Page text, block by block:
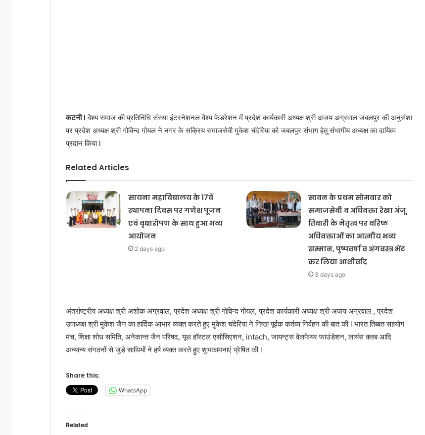
कटनी l वैश्य समाज की प्रतिनिधि संस्था इंटरनेशनल वैश्य फेडरेशन में प्रदेश कार्यकारी अध्यक्ष श्री अजय अग्रवाल जबलपुर की अनुसंशा
पर प्रदेश अध्यक्ष श्री गोविन्द गोयल ने नगर के सक्रिय समाजसेवी मुकेश चंदेरिया को जबलपुर संभाग हेतु संभागीय अध्यक्ष का दायित्व
प्रदान किया l
Related Articles
सायना महाविद्यालय के 17वें
स्थापना दिवस पर गणेश पूजन
एवं वृक्षारोपण के साथ हुआ भव्य
आयोजन
2 days ago
सावन के प्रथम सोमवार को
समाजसेवी व अधिवक्ता रेखा अंजू
तिवारी के नेतृत्व पर वरिष्ठ
अधिवक्ताओं का आत्मीय भव्य
सम्मान, पुष्पवर्षा व अंगवस्त्र भेंट
कर लिया आशीर्वाद
3 days ago
अंतर्राष्ट्रीय अध्यक्ष श्री अशोक अग्रवाल, प्रदेश अध्यक्ष श्री गोविन्द गोयल, प्रदेश कार्यकारी अध्यक्ष श्री अजय अग्रवाल , प्रदेश
उपाध्यक्ष श्री मुकेश जैन का हार्दिक आभार व्यक्त करते हुए मुकेश चंदेरिया ने निष्ठा पूर्वक कर्तव्य निर्वहन की बात की l भारत तिब्बत सहयोग
मंच, शिक्षा शोध समिति, अनेकान्त जैन परिषद, यूथ हॉस्टल एसोसिएशन, intach, जायन्ट्स वेलफेयर फाउंडेशन, लायंस क्लब आदि
अन्यान्य संगठनों से जुड़े साथियों ने हर्ष व्यक्त करते हुए शुभकामनाएं प्रेषित की l
Share this:
WhatsApp
Related